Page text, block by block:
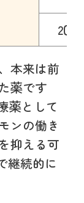
2回
本来は前
薬です
薬として
ンの働き
抑える可
継続的に